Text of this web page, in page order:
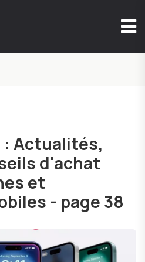
Actualités,
d'achat
et
- page 38